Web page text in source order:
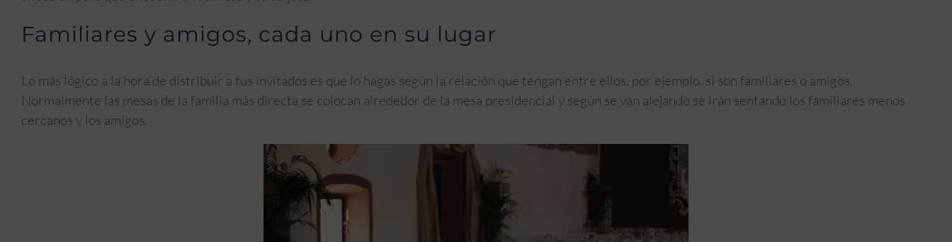
Familiares y amigos, cada uno en su lugar
Lo más lógico a la hora de distribuir a tus invitados es que lo hagas según la relación que tengan entre ellos, por ejemplo, si son familiares o amigos.
Normalmente las mesas de la familia más directa se colocan alrededor de la mesa presidencial y según se van alejando se irán sentando los familiares menos
cercanos y los amigos.